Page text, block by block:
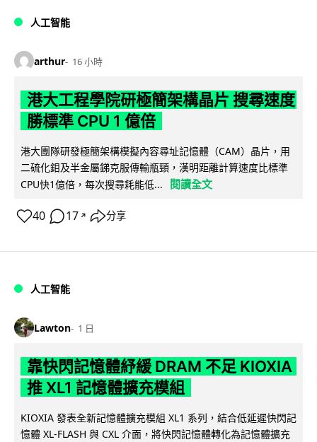
人工智能
arthur 16 小時
港大工程學院研極簡架構晶片 搜尋速度
勝標準 CPU 1 億倍
港大團隊研發極簡架構模擬內容尋址記憶體（CAM）晶片，用
二硫化鉬及半金屬銻克服傳輸瓶頸，漢明距離計算速度比標準
CPU快1億倍，每次搜尋耗能低...
閱讀全文
40 17 ↗ 分享
人工智能
Lawton 1 日
靠快閃記憶體紓緩 DRAM 不足 KIOXIA
推 XL1 記憶體擴充模組
KIOXIA 發表全新記憶體擴充模組 XL1 系列，結合低延遲快閃記
憶體 XL-FLASH 與 CXL 介面，將快閃記憶體轉化為記憶體擴充